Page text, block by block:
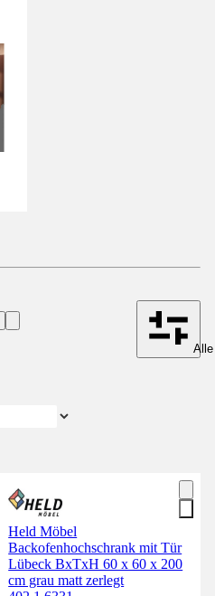
Held Möbel
Backofenhochschrank mit Tür
Lübeck BxTxH 60 x 60 x 200
cm grau matt zerlegt